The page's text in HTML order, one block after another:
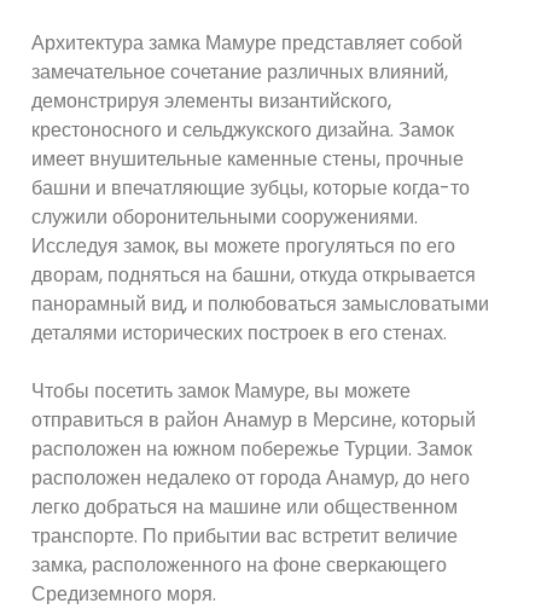
Архитектура замка Мамуре представляет собой
замечательное сочетание различных влияний,
демонстрируя элементы византийского,
крестоносного и сельджукского дизайна. Замок
имеет внушительные каменные стены, прочные
башни и впечатляющие зубцы, которые когда-то
служили оборонительными сооружениями.
Исследуя замок, вы можете прогуляться по его
дворам, подняться на башни, откуда открывается
панорамный вид, и полюбоваться замысловатыми
деталями исторических построек в его стенах.
Чтобы посетить замок Мамуре, вы можете
отправиться в район Анамур в Мерсине, который
расположен на южном побережье Турции. Замок
расположен недалеко от города Анамур, до него
легко добраться на машине или общественном
транспорте. По прибытии вас встретит величие
замка, расположенного на фоне сверкающего
Средиземного моря.